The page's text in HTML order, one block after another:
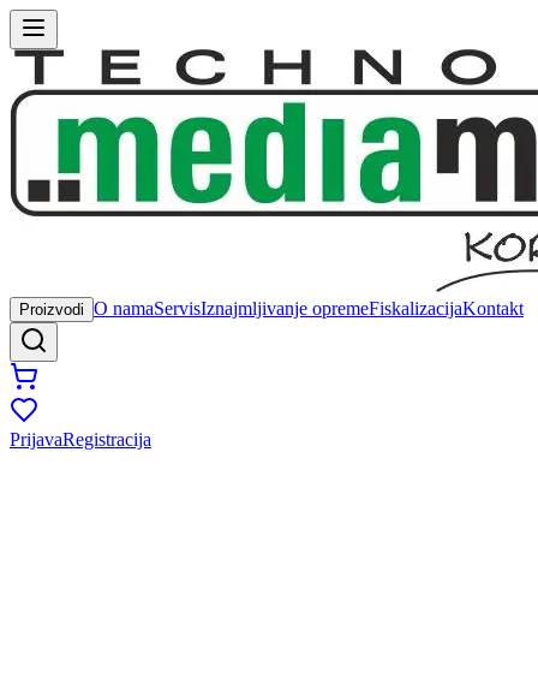
Proizvodi O namaServisIznajmljivanje opremeFiskalizacijaKontakt
PrijavaRegistracija